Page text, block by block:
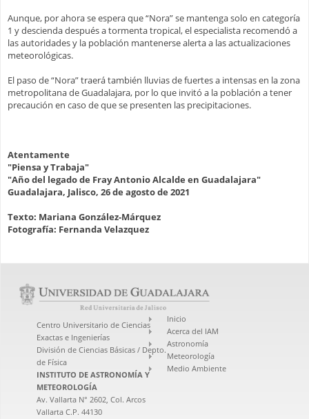
Aunque, por ahora se espera que “Nora” se mantenga solo en categoría
1 y descienda después a tormenta tropical, el especialista recomendó a
las autoridades y la población mantenerse alerta a las actualizaciones
meteorológicas.
El paso de “Nora” traerá también lluvias de fuertes a intensas en la zona
metropolitana de Guadalajara, por lo que invitó a la población a tener
precaución en caso de que se presenten las precipitaciones.
Atentamente
"Piensa y Trabaja"
"Año del legado de Fray Antonio Alcalde en Guadalajara"
Guadalajara, Jalisco, 26 de agosto de 2021
Texto: Mariana González-Márquez
Fotografía: Fernanda Velazquez
Centro Universitario de Ciencias
Exactas e Ingenierías
División de Ciencias Básicas / Depto.
de Física
INSTITUTO DE ASTRONOMÍA Y
METEOROLOGÍA
Av. Vallarta N° 2602, Col. Arcos
Vallarta C.P. 44130
Inicio
Acerca del IAM
Astronomía
Meteorología
Medio Ambiente